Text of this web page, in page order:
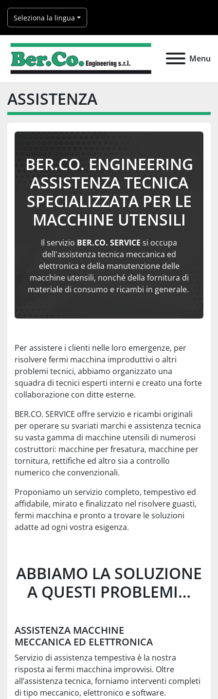
Seleziona la lingua
Menu
ASSISTENZA
BER.CO. ENGINEERING
ASSISTENZA TECNICA
SPECIALIZZATA PER LE
MACCHINE UTENSILI
Il servizio BER.CO. SERVICE si occupa
dell'assistenza tecnica meccanica ed
elettronica e della manutenzione delle
macchine utensili, nonché della fornitura di
materiale di consumo e ricambi in generale.
Per assistere i clienti nelle loro emergenze, per
risolvere fermi macchina improduttivi o altri
problemi tecnici, abbiamo organizzato una
squadra di tecnici esperti interni e creato una forte
collaborazione con ditte esterne.
BER.CO. SERVICE offre servizio e ricambi originali
per operare su svariati marchi e assistenza tecnica
su vasta gamma di macchine utensili di numerosi
costruttori: macchine per fresatura, macchine per
tornitura, rettifiche ed altro sia a controllo
numerico che convenzionali.
Proponiamo un servizio completo, tempestivo ed
affidabile, mirato e finalizzato nel risolvere guasti,
fermi macchina e pronto a trovare le soluzioni
adatte ad ogni vostra esigenza.
ABBIAMO LA SOLUZIONE
A QUESTI PROBLEMI…
ASSISTENZA MACCHINE
MECCANICA ED ELETTRONICA
Servizio di assistenza tempestiva è la nostra
risposta ai fermi macchina improvvisi. Oltre
all’assistenza tecnica, forniamo interventi completi
di tipo meccanico, elettronico e software.